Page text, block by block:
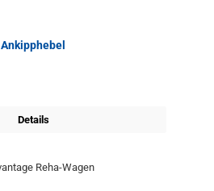
Ankipphebel
Details